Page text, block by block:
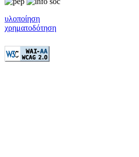
υλοποίηση
χρηματοδότηση